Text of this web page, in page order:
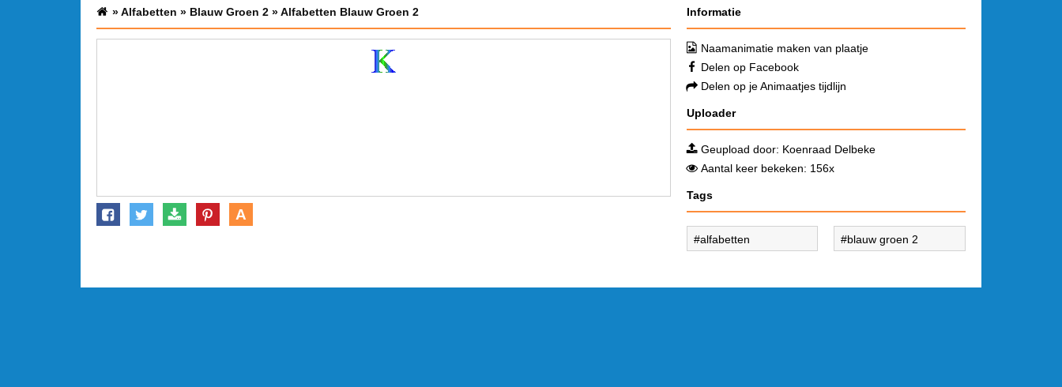
»Alfabetten » Blauw Groen 2 »Alfabetten Blauw Groen 2
A
Informatie
Naamanimatie maken van plaatje
Delen op Facebook
Delen op je Animaatjes tijdlijn
Uploader
Geupload door: Koenraad Delbeke
Aantal keer bekeken: 156x
Tags
alfabetten blauw groen 2